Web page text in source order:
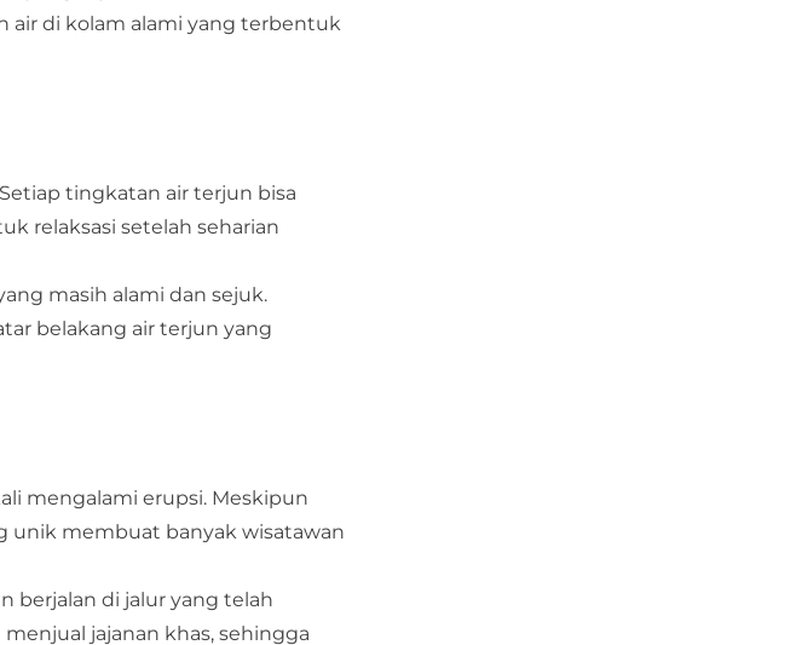
air di kolam alami yang terbentuk
tingkatan air terjun bisa
relaksasi setelah seharian
masih alami dan sejuk.
belakang air terjun yang
mengalami erupsi. Meskipun
unik membuat banyak wisatawan
berjalan di jalur yang telah
jajanan khas, sehingga